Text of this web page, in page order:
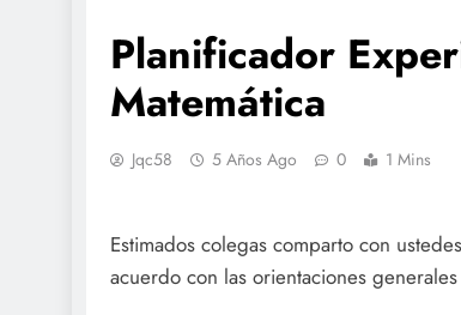
Planificador
Matemática
Jqc58 5 Años Ago 0 1 Mins
Estimados colegas comparto con
acuerdo con las orientaciones